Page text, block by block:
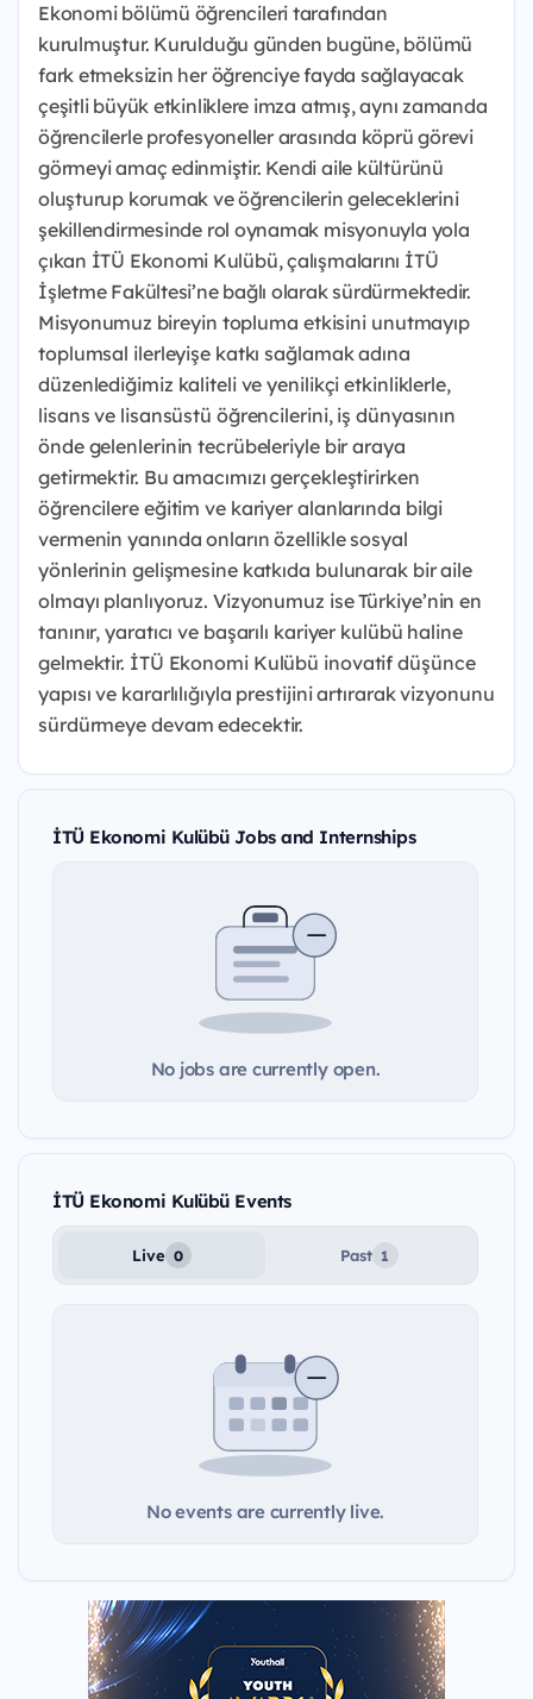
Ekonomi bölümü öğrencileri tarafından
kurulmuştur. Kurulduğu günden bugüne, bölümü
fark etmeksizin her öğrenciye fayda sağlayacak
çeşitli büyük etkinliklere imza atmış, aynı zamanda
öğrencilerle profesyoneller arasında köprü görevi
görmeyi amaç edinmiştir. Kendi aile kültürünü
oluşturup korumak ve öğrencilerin geleceklerini
şekillendirmesinde rol oynamak misyonuyla yola
çıkan İTÜ Ekonomi Kulübü, çalışmalarını İTÜ
İşletme Fakültesi’ne bağlı olarak sürdürmektedir.
Misyonumuz bireyin topluma etkisini unutmayıp
toplumsal ilerleyişe katkı sağlamak adına
düzenlediğimiz kaliteli ve yenilikçi etkinliklerle,
lisans ve lisansüstü öğrencilerini, iş dünyasının
önde gelenlerinin tecrübeleriyle bir araya
getirmektir. Bu amacımızı gerçekleştirirken
öğrencilere eğitim ve kariyer alanlarında bilgi
vermenin yanında onların özellikle sosyal
yönlerinin gelişmesine katkıda bulunarak bir aile
olmayı planlıyoruz. Vizyonumuz ise Türkiye’nin en
tanınır, yaratıcı ve başarılı kariyer kulübü haline
gelmektir. İTÜ Ekonomi Kulübü inovatif düşünce
yapısı ve kararlılığıyla prestijini artırarak vizyonunu
sürdürmeye devam edecektir.
İTÜ Ekonomi Kulübü Jobs and Internships
No jobs are currently open.
İTÜ Ekonomi Kulübü Events
Live 0 Past 1
No events are currently live.